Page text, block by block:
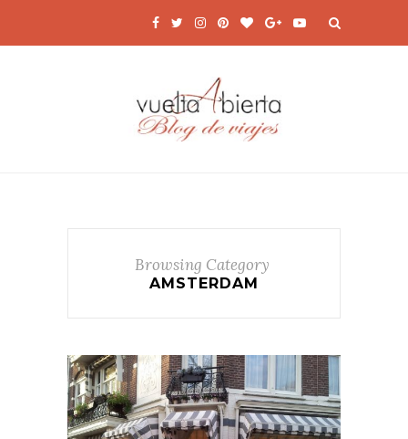
Browsing Category
AMSTERDAM